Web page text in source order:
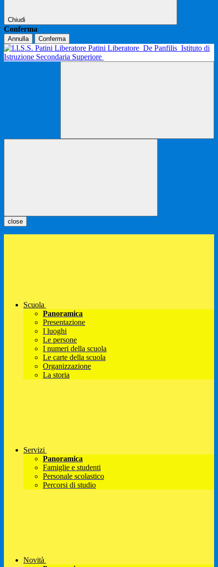
Chiudi
Conferma
Annulla Conferma
Patini Liberatore De Panfilis Istituto di
Istruzione Secondaria Superiore
close
Scuola
Panoramica
Presentazione
I luoghi
Le persone
I numeri della scuola
Le carte della scuola
Organizzazione
La storia
Servizi
Panoramica
Famiglie e studenti
Personale scolastico
Percorsi di studio
Novità